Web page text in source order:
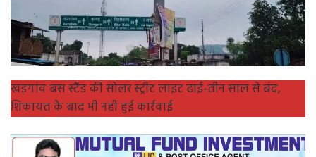
खड़गांव बस स्टैंड की सोलर स्ट्रीट लाइट ढाई-तीन साल से बंद,
शिकायत के बाद भी नहीं हुई कार्रवाई